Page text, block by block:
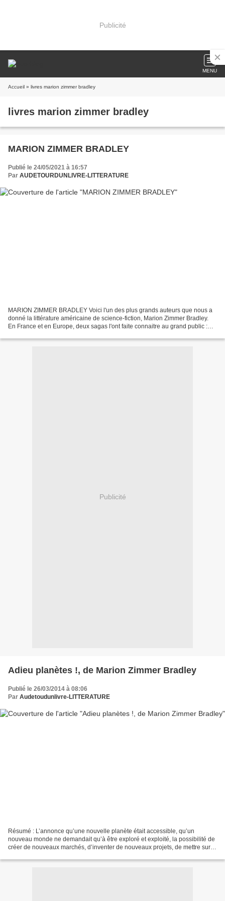
Publicité
MENU
Accueil » livres marion zimmer bradley
livres marion zimmer bradley
MARION ZIMMER BRADLEY
Publié le 24/05/2021 à 16:57
Par AUDETOURDUNLIVRE-LITTERATURE
MARION ZIMMER BRADLEY Voici l'un des plus grands auteurs que nous a
donné la littérature américaine de science-fiction, Marion Zimmer Bradley.
En France et en Europe, deux sagas l'ont faite connaitre au grand public :
Publicité
Adieu planètes !, de Marion Zimmer Bradley
Publié le 26/03/2014 à 08:06
Par Audetoudunlivre-LITTERATURE
Résumé : L’annonce qu’une nouvelle planète était accessible, qu’un
nouveau monde ne demandait qu’à être exploré et exploité, la possibilité de
créer de nouveaux marchés, d’inventer de nouveaux projets, de mettre sur